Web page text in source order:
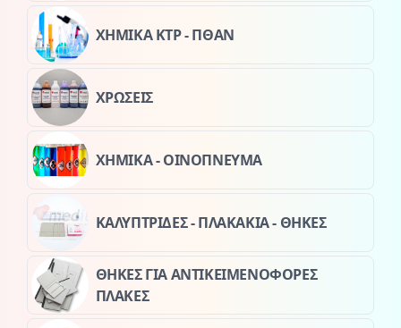
ΧΗΜΙΚΑ ΚΤΡ - ΠΘΑΝ
ΧΡΩΣΕΙΣ
ΧΗΜΙΚΑ - ΟΙΝΟΠΝΕΥΜΑ
ΚΑΛΥΠΤΡΙΔΕΣ - ΠΛΑΚΑΚΙΑ - ΘΗΚΕΣ
ΘΗΚΕΣ ΓΙΑ ΑΝΤΙΚΕΙΜΕΝΟΦΟΡΕΣ
ΠΛΑΚΕΣ